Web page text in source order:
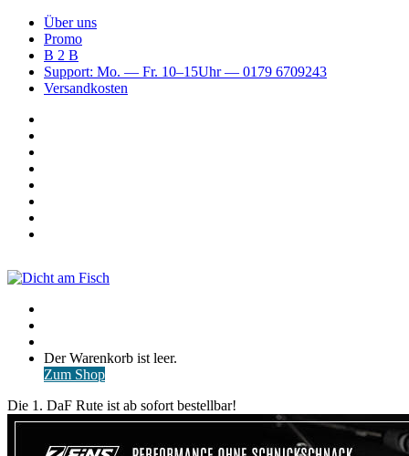
Über uns
Promo
B 2 B
Support: Mo. — Fr. 10–15Uhr — 0179 6709243
Versandkosten
Warenkorb
ansehen
Der Warenkorb ist leer.
Zum Shop
Die 1. DaF Rute ist ab sofort bestellbar!